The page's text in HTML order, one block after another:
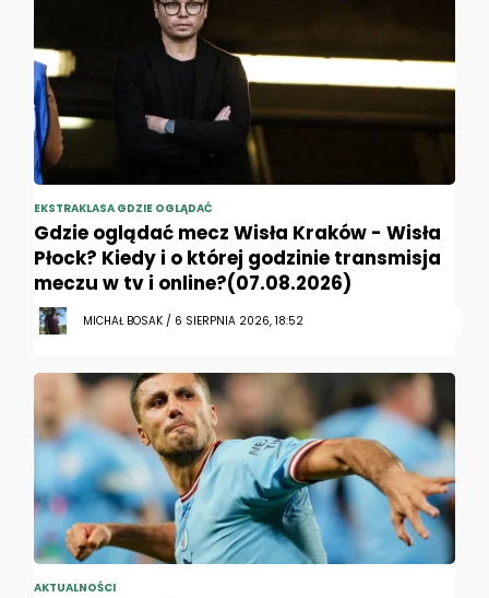
EKSTRAKLASA GDZIE OGLĄDAĆ
Gdzie oglądać mecz Wisła Kraków - Wisła
Płock? Kiedy i o której godzinie transmisja
meczu w tv i online?(07.08.2026)
MICHAŁ BOSAK / 6 SIERPNIA 2026, 18:52
AKTUALNOŚCI